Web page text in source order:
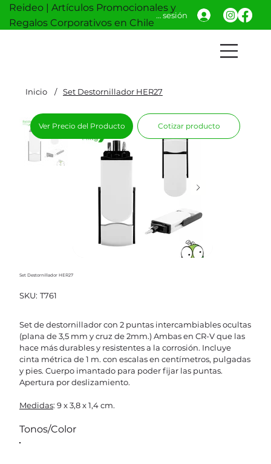
Reideo | Artículos Promocionales y
Regalos Corporativos en Chile
Iniciar sesión
Inicio / Set Destornillador HER27
Set Destornillador HER27
SKU: SKU
T761
T761
Set de destornillador con 2 puntas intercambiables ocultas
(plana de 3,5 mm y cruz de 2mm.) Ambas en CR-V que las
hace más durables y resistentes a la corrosión. Incluye
cinta métrica de 1 m. con escalas en centímetros, pulgadas
y pies. Cuerpo imantado para poder fijar las puntas.
Apertura por deslizamiento.
Medidas: 9 x 3,8 x 1,4 cm.
Tonos/Color
Ver Precio del Producto Cotizar producto